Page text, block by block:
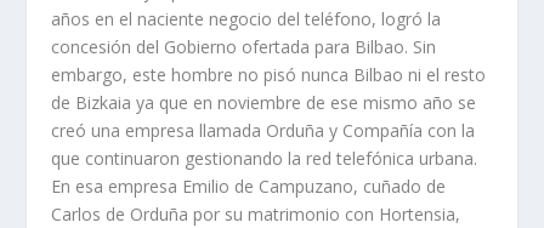
años en el naciente negocio del teléfono, logró la
concesión del Gobierno ofertada para Bilbao. Sin
embargo, este hombre no pisó nunca Bilbao ni el resto
de Bizkaia ya que en noviembre de ese mismo año se
creó una empresa llamada Orduña y Compañía con la
que continuaron gestionando la red telefónica urbana.
En esa empresa Emilio de Campuzano, cuñado de
Carlos de Orduña por su matrimonio con Hortensia,